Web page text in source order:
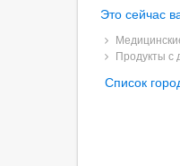
Это сейчас
Продукты с
Список